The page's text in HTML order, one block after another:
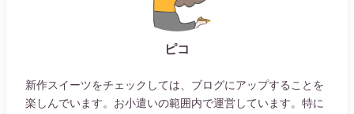
ピコ
新作スイーツをチェックしては、ブログにアップすることを
楽しんでいます。お小遣いの範囲内で運営しています。特に